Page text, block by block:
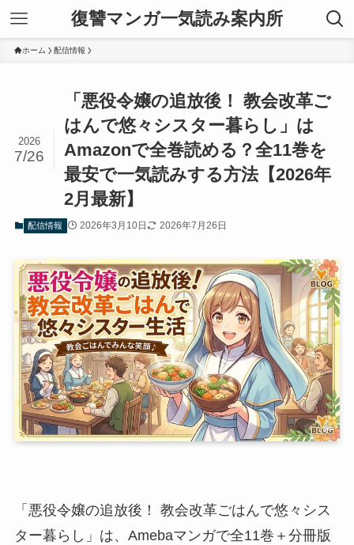
復讐マンガ一気読み案内所
ホーム 配信情報
「悪役令嬢の追放後！ 教会改革ご
はんで悠々シスター暮らし」は
Amazonで全巻読める？全11巻を
最安で一気読みする方法【2026年
2月最新】
2026
7/26
配信情報 2026年3月10日 2026年7月26日
「悪役令嬢の追放後！ 教会改革ごはんで悠々シス
ター暮らし」は、Amebaマンガで全11巻＋分冊版